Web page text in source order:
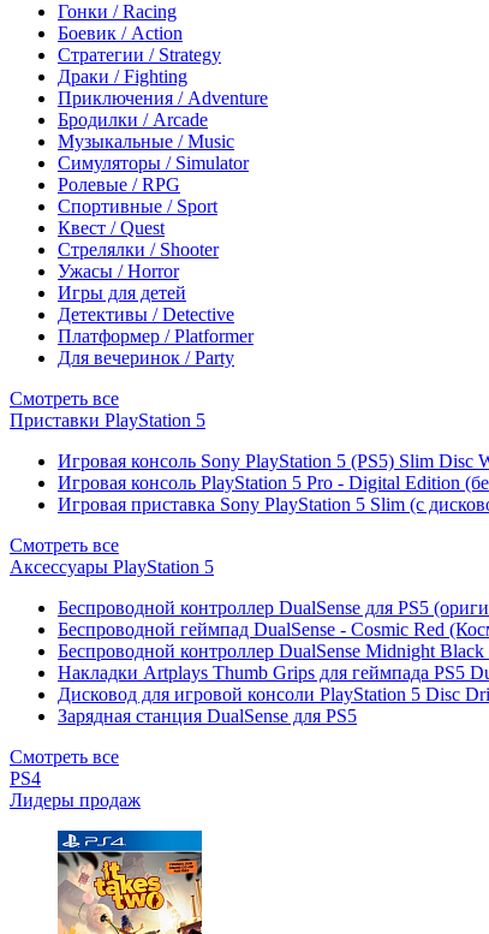
Гонки / Racing
Боевик / Action
Стратегии / Strategy
Драки / Fighting
Приключения / Adventure
Бродилки / Arcade
Музыкальные / Music
Симуляторы / Simulator
Ролевые / RPG
Спортивные / Sport
Квест / Quest
Стрелялки / Shooter
Ужасы / Horror
Игры для детей
Детективы / Detective
Платформер / Platformer
Для вечеринок / Party
Смотреть все
Приставки PlayStation 5
Игровая консоль Sony PlayStation 5 (PS5) Slim
Игровая консоль PlayStation 5 Pro - Digital Edition
Игровая приставка Sony PlayStation 5 Slim (с
Смотреть все
Аксессуары PlayStation 5
Беспроводной контроллер DualSense для PS5
Беспроводной геймпад DualSense - Cosmic Red
Беспроводной контроллер DualSense Midnight
Накладки Artplays Thumb Grips для геймпада PS5
Дисковод для игровой консоли PlayStation 5 Disc
Зарядная станция DualSense для PS5
Смотреть все
PS4
Лидеры продаж